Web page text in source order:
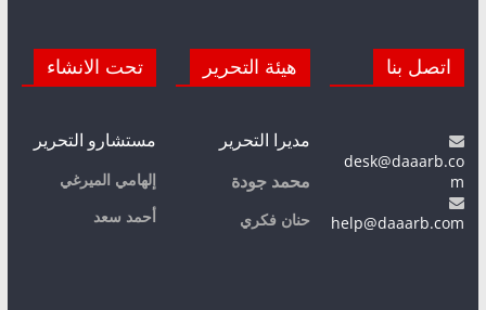
اتصل بنا
desk@daaarb.co
m
help@daaarb.com
هيئة التحرير
مديرا التحرير
محمد جودة
حنان فكري
تحت الانشاء
مستشارو التحرير
إلهامي الميرغي
أحمد سعد